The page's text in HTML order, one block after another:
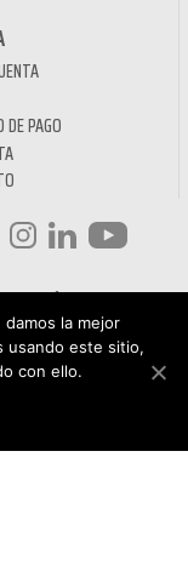
DE PAGO
AL
897 890
la mejor
usando este sitio,
con ello.